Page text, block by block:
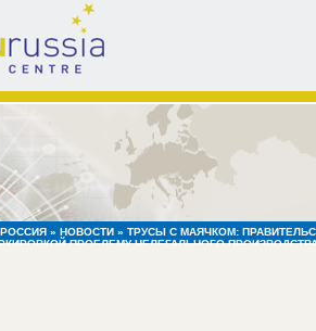
russia
centre
» НОВОСТИ » ТРУСЫ С МАЯЧКОМ:
ПРОБЛЕМУ НЕЛЕГАЛЬНОГО